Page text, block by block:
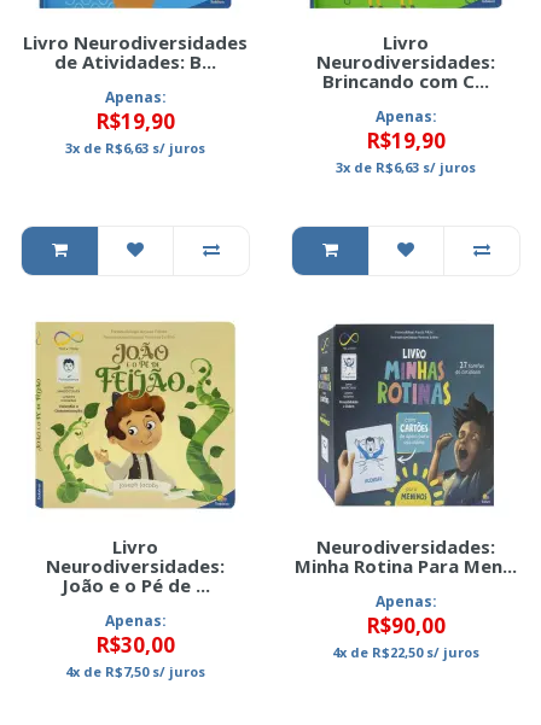
Livro Neurodiversidades
de Atividades: B...
Apenas:
R$19,90
3x de R$6,63 s/ juros
Livro
Neurodiversidades:
Brincando com C...
Apenas:
R$19,90
3x de R$6,63 s/ juros
Livro
Neurodiversidades:
João e o Pé de ...
Apenas:
R$30,00
4x de R$7,50s/ juros
Neurodiversidades:
Minha Rotina Para Men...
Apenas:
R$90,00
4x de R$22,50s/ juros